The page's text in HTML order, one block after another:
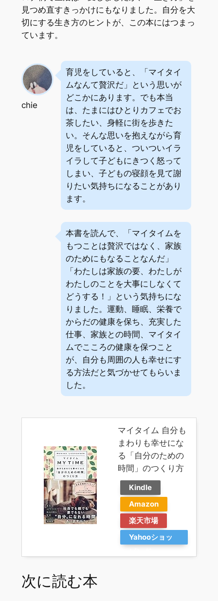
見つめ直すきっかけにもなりました。自分を大
切にする生き方のヒントが、この本にはつまっ
ています。
chie
育児をしていると、「マイタイ
ムなんて贅沢だ」という思いが
どこかにあります。でも本当
は、たまにはひとりカフェでお
茶したい、身軽に街を歩きた
い。そんな思いを抱えながら育
児をしていると、ついついイラ
イラして子どもにきつく怒って
しまい、子どもの寝顔を見て謝
りたい気持ちになることがあり
ます。
本書を読んで、「マイタイムを
もつことは贅沢ではなく、家族
のためにもなることなんだ」
「わたしは家族の要、わたしが
わたしのことを大事にしなくて
どうする！」という気持ちにな
りました。運動、睡眠、栄養で
からだの健康を保ち、充実した
仕事、家族との時間、マイタイ
ムでこころの健康を保つこと
が、自分も周囲の人も幸せにす
る方法だと気づかせてもらいま
した。
マイタイム 自分も
まわりも幸せにな
る「自分のための
時間」のつくり方
Kindle
Amazon
楽天市場
Yahooショッ
次に読む本